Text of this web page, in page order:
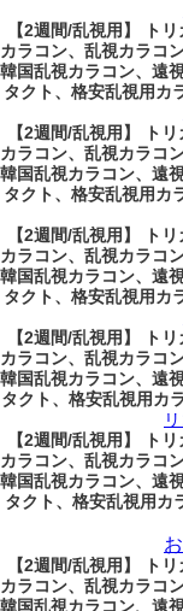
【2週間/乱視用】 ト
カラコン、乱視カラコ
韓国乱視カラコン、遠
タクト、格安乱視用カ
【2週間/乱視用】 ト
カラコン、乱視カラコ
韓国乱視カラコン、遠
タクト、格安乱視用カ
【2週間/乱視用】 ト
カラコン、乱視カラコ
韓国乱視カラコン、遠
タクト、格安乱視用カ
【2週間/乱視用】 ト
カラコン、乱視カラコ
韓国乱視カラコン、遠
タクト、格安乱視用カ
【2週間/乱視用】 ト
カラコン、乱視カラコ
韓国乱視カラコン、遠
タクト、格安乱視用カ
【2週間/乱視用】 ト
カラコン、乱視カラコ
韓国乱視カラコン、遠